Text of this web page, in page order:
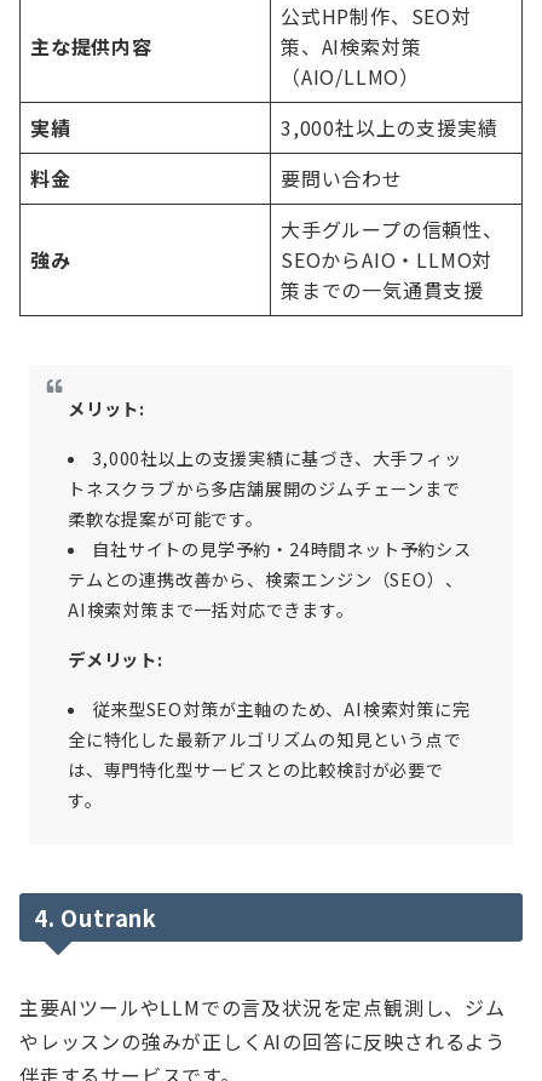
主な提供内容
公式HP制作、SEO対
策、AI検索対策
（AIO/LLMO）
実績
3,000社以上の支援実績
料金
要問い合わせ
強み
大手グループの信頼性、
SEOからAIO・LLMO対
策までの一気通貫支援
メリット:
3,000社以上の支援実績に基づき、大手フィッ
トネスクラブから多店舗展開のジムチェーンまで
柔軟な提案が可能です。
自社サイトの見学予約・24時間ネット予約シス
テムとの連携改善から、検索エンジン（SEO）、
AI検索対策まで一括対応できます。
デメリット:
従来型SEO対策が主軸のため、AI検索対策に完
全に特化した最新アルゴリズムの知見という点で
は、専門特化型サービスとの比較検討が必要で
す。
4. Outrank
主要AIツールやLLMでの言及状況を定点観測し、ジム
やレッスンの強みが正しくAIの回答に反映されるよう